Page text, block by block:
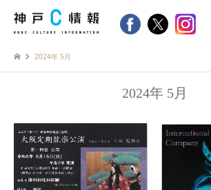
2024年 5月
2024年 5月